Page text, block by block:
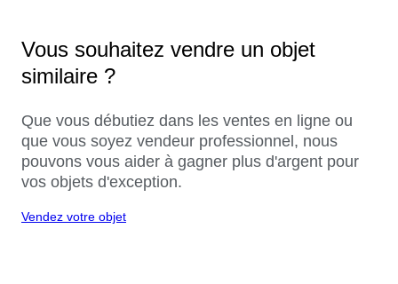
Vous souhaitez vendre un objet
similaire ?
Que vous débutiez dans les ventes en ligne ou
que vous soyez vendeur professionnel, nous
pouvons vous aider à gagner plus d'argent pour
vos objets d'exception.
Vendez votre objet